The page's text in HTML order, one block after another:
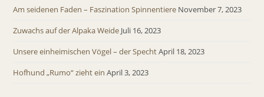
Am seidenen Faden – Faszination Spinnentiere November 7, 2023
Zuwachs auf der Alpaka Weide Juli 16, 2023
Unsere einheimischen Vögel – der SpechtApril 18, 2023
Hofhund „Rumo“ zieht ein April 3, 2023